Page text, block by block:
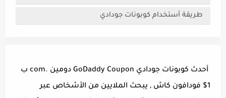
طريقة أستخدام كوبونات جودادي
أحدث كوبونات جودادي GoDaddy Coupon دومين .com ب
1$ فودافون كاش , يبحث الملايين من الأشخاص عبر